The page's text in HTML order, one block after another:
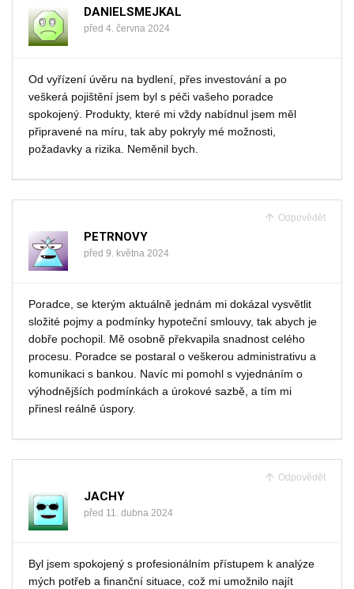
DANIELSMEJKAL
před 4. června 2024
Od vyřízení úvěru na bydlení, přes investování a po
veškerá pojištění jsem byl s péči vašeho poradce
spokojený. Produkty, které mi vždy nabídnul jsem měl
připravené na míru, tak aby pokryly mé možnosti,
požadavky a rizika. Neměnil bych.
Odpovědět
PETRNOVY
před 9. května 2024
Poradce, se kterým aktuálně jednám mi dokázal vysvětlit
složité pojmy a podmínky hypoteční smlouvy, tak abych je
dobře pochopil. Mě osobně překvapila snadnost celého
procesu. Poradce se postaral o veškerou administrativu a
komunikaci s bankou. Navíc mi pomohl s vyjednáním o
výhodnějších podmínkách a úrokové sazbě, a tím mi
přinesl reálně úspory.
Odpovědět
JACHY
před 11. dubna 2024
Byl jsem spokojený s profesionálním přístupem k analýze
mých potřeb a finanční situace, což mi umožnilo najít